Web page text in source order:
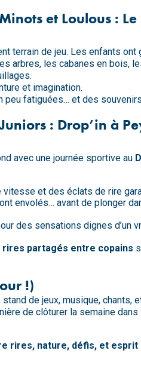
Minots et Loulous :
terrain de jeu. Les enfants ont
arbres, les cabanes en bois,
et imagination.
peu fatiguées… et des
Juniors : Drop’in à
avec une journée sportive au
et des éclats de rire
envolés… avant de plonger
des sensations dignes d’un
partagés entre copains
!)
stand de jeux, musique, chants,
de clôturer la semaine dans
rires, nature, défis, et esprit